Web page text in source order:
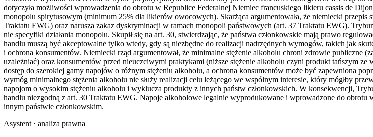
dotyczyła możliwości wprowadzenia do obrotu w Republice Federalnej Niemiec francuskiego likieru cassis de
monopolu spirytusowym (minimum 25% dla likierów owocowych). Skarżąca argumentowała, że niemiecki
Traktatu EWG) oraz narusza zakaz dyskryminacji w ramach monopoli państwowych (art. 37 Traktatu EWG).
nie specyfiki działania monopolu. Skupił się na art. 30, stwierdzając, że państwa członkowskie mają prawo
handlu muszą być akceptowalne tylko wtedy, gdy są niezbędne do realizacji nadrzędnych wymogów, takich jak
i ochrona konsumentów. Niemiecki rząd argumentował, że minimalne stężenie alkoholu chroni zdrowie publiczne
uzależniać) oraz konsumentów przed nieuczciwymi praktykami (niższe stężenie alkoholu czyni produkt tańszym ze
dostęp do szerokiej gamy napojów o różnym stężeniu alkoholu, a ochrona konsumentów może być zapewniona
wymóg minimalnego stężenia alkoholu nie służy realizacji celu leżącego we wspólnym interesie, który mógłby
napojom o wysokim stężeniu alkoholu i wyklucza produkty z innych państw członkowskich. W konsekwencji,
handlu niezgodną z art. 30 Traktatu EWG. Napoje alkoholowe legalnie wyprodukowane i wprowadzone do
innym państwie członkowskim.
Asystent · analiza prawna